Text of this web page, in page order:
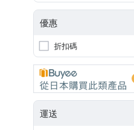
優惠
折扣碼
運送